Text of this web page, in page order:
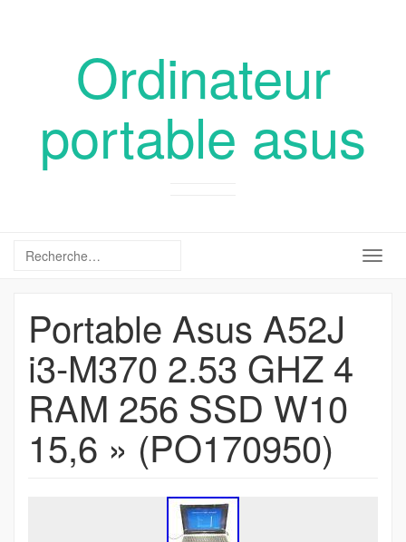
Ordinateur
portable asus
Portable Asus A52J
i3-M370 2.53 GHZ 4
RAM 256 SSD W10
15,6 » (PO170950)